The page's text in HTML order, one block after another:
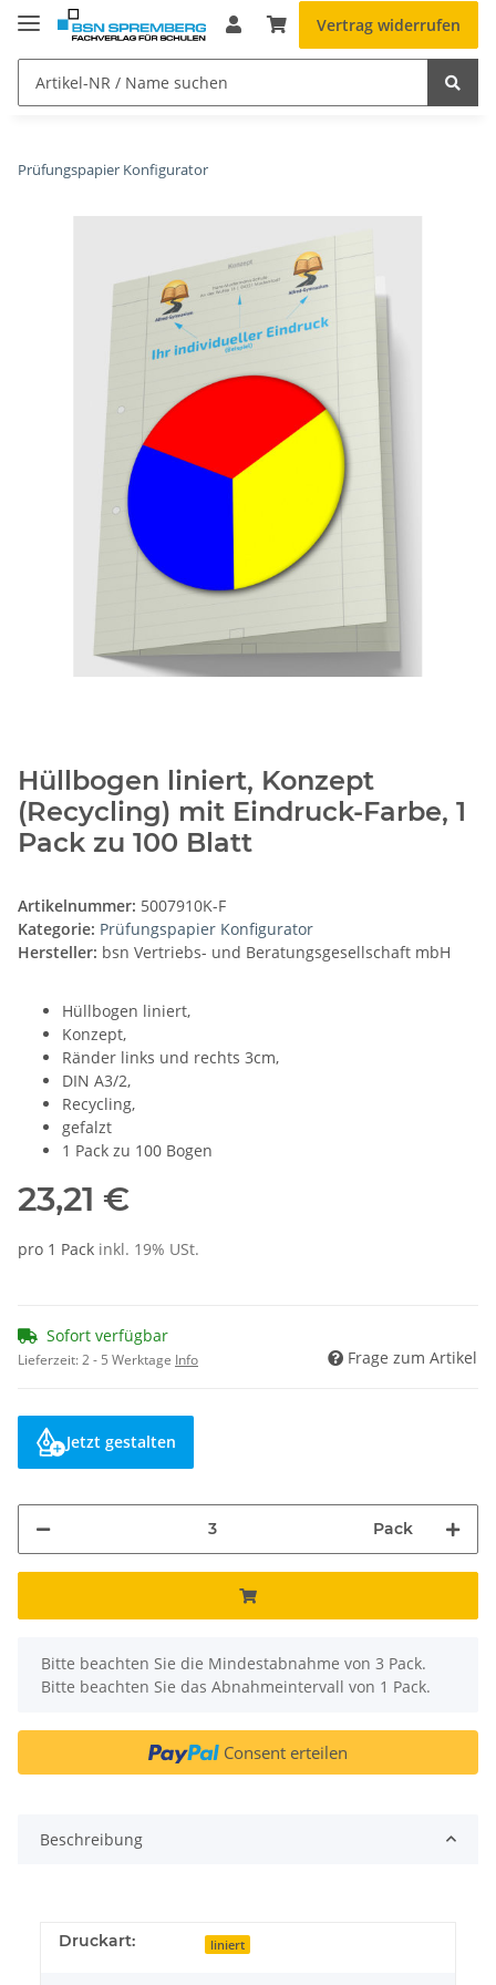
Vertrag widerrufen
Prüfungspapier Konfigurator
Hüllbogen liniert, Konzept
(Recycling) mit Eindruck-Farbe, 1
Pack zu 100 Blatt
Artikelnummer: 5007910K-F
Kategorie: Prüfungspapier Konfigurator
Hersteller: bsn Vertriebs- und Beratungsgesellschaft mbH
Hüllbogen liniert,
Konzept,
Ränder links und rechts 3cm,
DIN A3/2,
Recycling,
gefalzt
1 Pack zu 100 Bogen
23,21 €
pro 1 Pack inkl. 19% USt.
Sofort verfügbar
Lieferzeit:2 - 5 Werktage Info Frage zum Artikel
Jetzt gestalten
Pack
x
Bitte beachten Sie die Mindestabnahme von 3 Pack.
Bitte beachten Sie das Abnahmeintervall von 1 Pack.
Consent erteilen
Beschreibung
Druckart: liniert